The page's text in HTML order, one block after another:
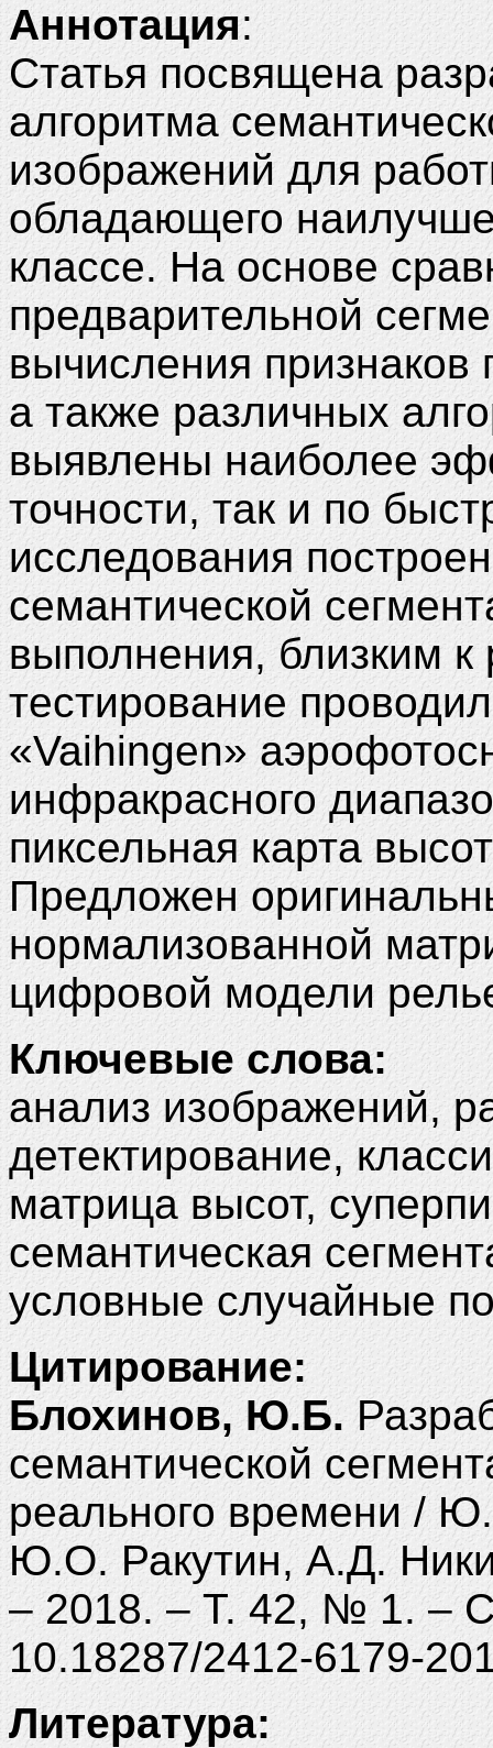
Аннотация:
Статья посвящена
алгоритма
изображений для
обладающего
классе. На основе
предварительной
вычисления признаков
а также различных
выявлены наиболее
точности, так и по
исследования
семантической
выполнения, близким
тестирование
«Vaihingen»
инфракрасного
пиксельная карта
Предложен
нормализованной
цифровой модели
Ключевые слова:
анализ изображений,
детектирование,
матрица высот,
семантическая
условные случайные
Цитирование:
Блохинов, Ю.Б.
семантической
реального времени /
Ю.О. Ракутин, А.Д.
– 2018. – Т. 42, № 1. –
10.18287/2412-6179-
Литература: